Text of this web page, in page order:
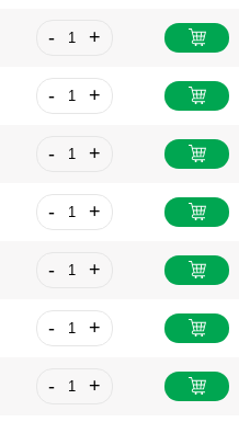
- +
- +
- +
- +
- +
- +
- +